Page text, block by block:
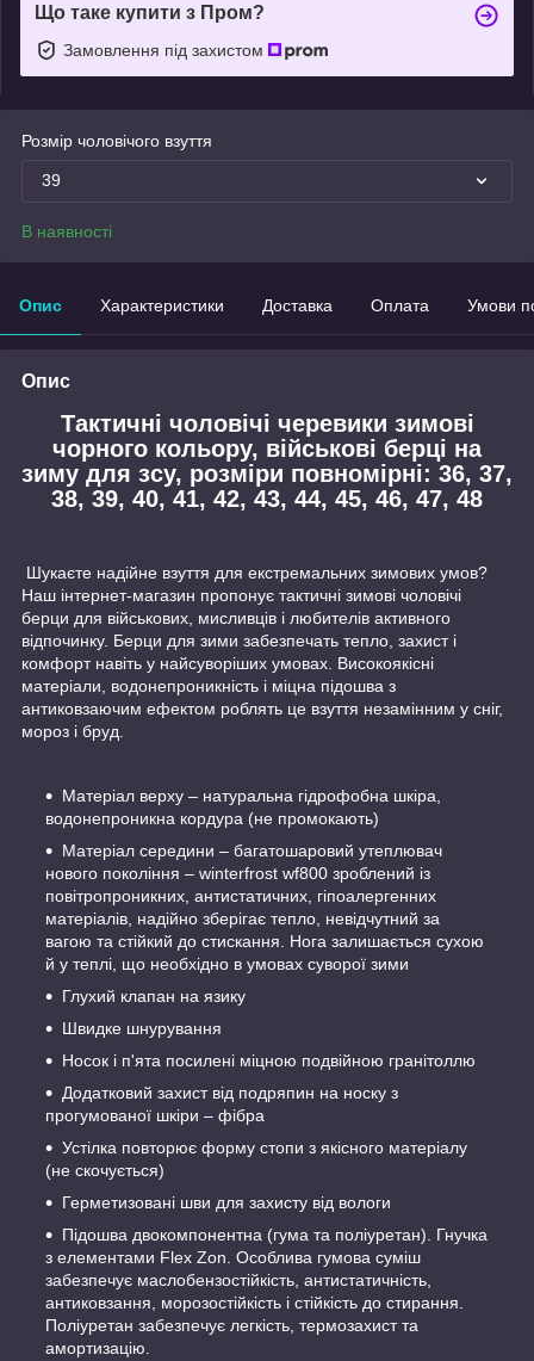
Що таке купити з Пром?
Замовлення під захистом
Розмір чоловічого взуття
39
В наявності
Опис Характеристики Доставка Оплата Умови
Опис
Тактичні чоловічі черевики зимові
чорного кольору, військові берці на
зиму для зсу, розміри повномірні: 36, 37,
38, 39, 40, 41, 42, 43, 44, 45, 46, 47, 48
Шукаєте надійне взуття для екстремальних зимових умов?
Наш інтернет-магазин пропонує тактичні зимові чоловічі
берци для військових, мисливців і любителів активного
відпочинку. Берци для зими забезпечать тепло, захист і
комфорт навіть у найсуворіших умовах. Високоякісні
матеріали, водонепроникність і міцна підошва з
антиковзаючим ефектом роблять це взуття незамінним у сніг,
мороз і бруд.
Матеріал верху – натуральна гідрофобна шкіра,
водонепроникна кордура (не промокають)
Матеріал середини – багатошаровий утеплювач
нового покоління – winterfrost wf800 зроблений із
повітропроникних, антистатичних, гіпоалергенних
матеріалів, надійно зберігає тепло, невідчутний за
вагою та стійкий до стискання. Нога залишається сухою
й у теплі, що необхідно в умовах суворої зими
Глухий клапан на язику
Швидке шнурування
Носок і п'ята посилені міцною подвійною гранітоллю
Додатковий захист від подряпин на носку з
прогумованої шкіри – фібра
Устілка повторює форму стопи з якісного матеріалу
(не скочується)
Герметизовані шви для захисту від вологи
Підошва двокомпонентна (гума та поліуретан). Гнучка
з елементами Flex Zon. Особлива гумова суміш
забезпечує маслобензостійкість, антистатичність,
антиковзання, морозостійкість і стійкість до стирання.
Поліуретан забезпечує легкість, термозахист та
амортизацію.